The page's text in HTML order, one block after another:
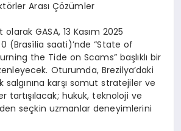
örler Arası Çözümler
GASA, 13 Kasım 2025
(Brasília saati)’nde“State of
the Tide on Scams” başlıklı bir
Oturumda, Brezilya’daki
salgınına karşı somut stratejiler ve
tartışılacak; hukuk, teknoloji ve
seçkin uzmanlar deneyimlerini